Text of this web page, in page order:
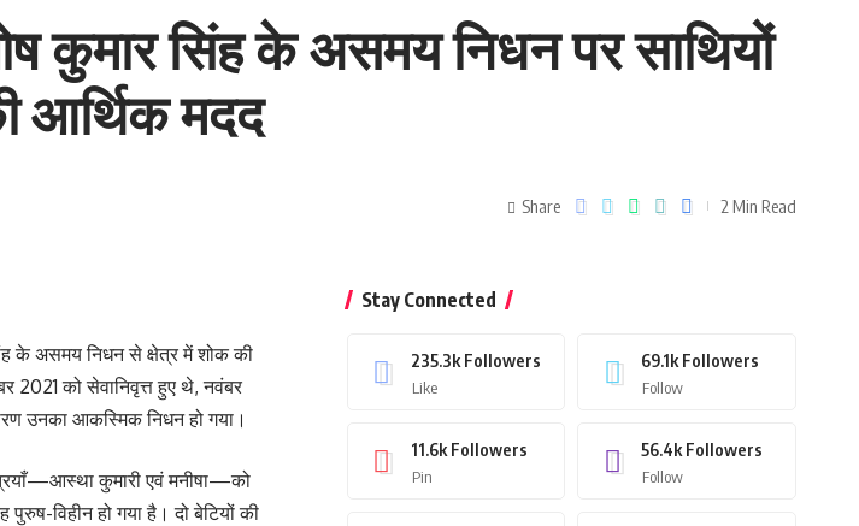
कुमार सिंह के असमय निधन पर साथियों
आर्थिक मदद
Share 2 Min Read
के असमय निधन से क्षेत्र में शोक की
2021 को सेवानिवृत्त हुए थे, नवंबर
उनका आकस्मिक निधन हो गया।
कुमारी एवं मनीषा—को
विहीन हो गया है। दो बेटियों की
Stay Connected
235.3k Followers
Like
69.1k Followers
Follow
11.6k Followers
Pin
56.4k Followers
Follow